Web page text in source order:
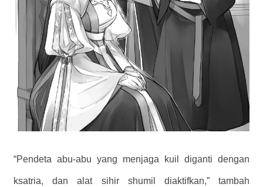
“Pendeta abu-abu yang menjaga kuil diganti dengan
ksatria, dan alat sihir shumil diaktifkan,” tambah